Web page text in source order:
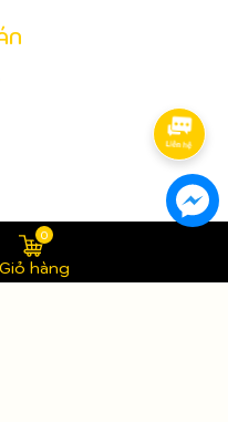
hàng
0